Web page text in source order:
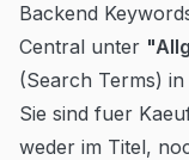
Backend
Central unter
(Search Terms)
Sie sind fuer
weder im Titel,